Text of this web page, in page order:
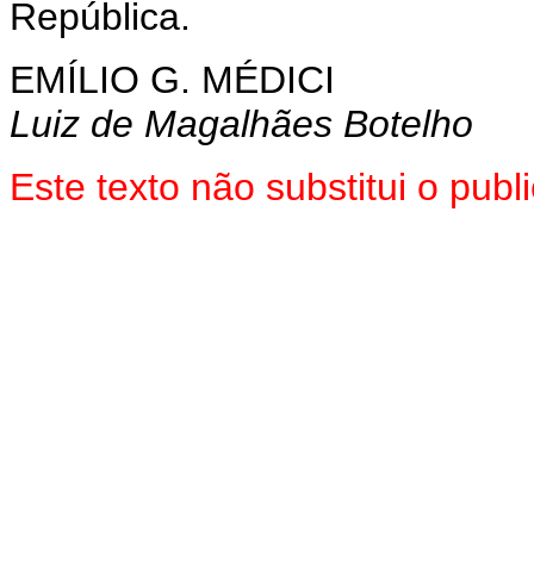
República.
EMÍLIO G. MÉDICI
Luiz de Magalhães Botelho
Este texto não substitui o